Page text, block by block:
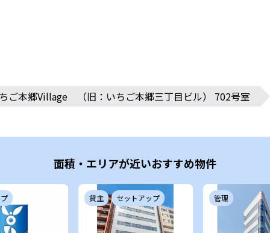
ご本郷Village （旧：いちご本郷三丁目ビル） 702号室
面積・エリアが近いおすすめ物件
貸主 セットアップ 管理